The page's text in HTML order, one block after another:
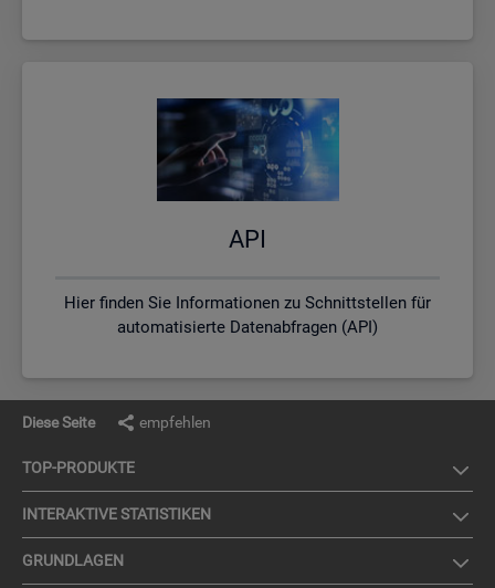
API
Hier finden Sie Informationen zu Schnittstellen für
automatisierte Datenabfragen (API)
Diese Seite empfehlen
TOP-PRO­DUK­TE
IN­TER­AK­TI­VE STA­TIS­TI­KEN
GRUND­LA­GEN